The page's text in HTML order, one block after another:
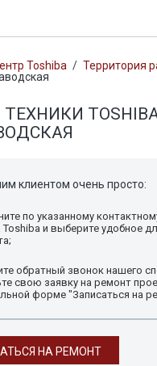
Toshiba / Территория
клиентом очень просто:
по указанному
Toshiba и выберите удобное
обратный звонок нашего
свою заявку на ремонт
форме "Записаться на
НА РЕМОНТ